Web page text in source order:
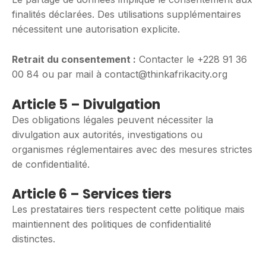
finalités déclarées. Des utilisations supplémentaires
nécessitent une autorisation explicite.
Retrait du consentement : Contacter le +228 91 36
00 84 ou par mail à contact@thinkafrikacity.org
Article 5 – Divulgation
Des obligations légales peuvent nécessiter la
divulgation aux autorités, investigations ou
organismes réglementaires avec des mesures strictes
de confidentialité.
Article 6 – Services tiers
Les prestataires tiers respectent cette politique mais
maintiennent des politiques de confidentialité
distinctes.